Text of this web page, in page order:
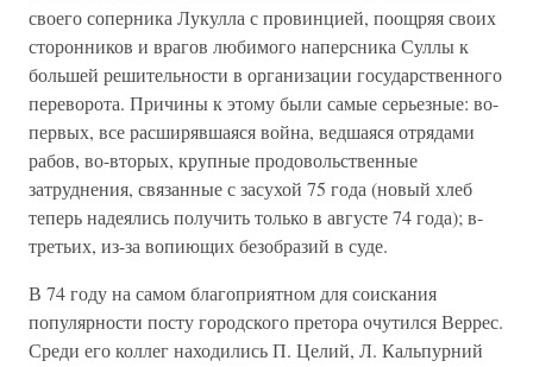
своего соперника Лукулла с провинцией, поощряя своих
сторонников и врагов любимого наперсника Суллы к
большей решительности в организации государственного
переворота. Причины к этому были самые серьезные: во-
первых, все расширявшаяся война, ведшаяся отрядами
рабов, во-вторых, крупные продовольственные
затруднения, связанные с засухой 75 года (новый хлеб
теперь надеялись получить только в августе 74 года); в-
третьих, из-за вопиющих безобразий в суде.
В 74 году на самом благоприятном для соискания
популярности посту городского претора очутился Веррес.
Среди его коллег находились П. Целий, Л. Кальпурний